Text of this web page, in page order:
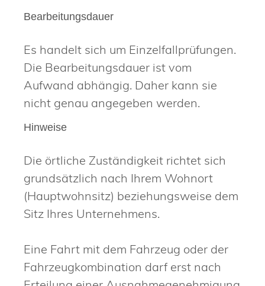
Bearbeitungsdauer
Es handelt sich um Einzelfallprüfungen.
Die Bearbeitungsdauer ist vom
Aufwand abhängig. Daher kann sie
nicht genau angegeben werden.
Hinweise
Die örtliche Zuständigkeit richtet sich
grundsätzlich nach Ihrem Wohnort
(Hauptwohnsitz) beziehungsweise dem
Sitz Ihres Unternehmens.
Eine Fahrt mit dem Fahrzeug oder der
Fahrzeugkombination darf erst nach